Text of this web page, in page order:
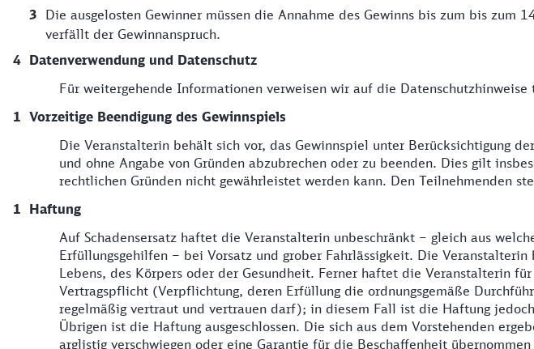
Die ausgelosten Gewinner müssen die Annahme des Gewinns bis zum bis
verfällt der Gewinnanspruch.
Datenverwendung und Datenschutz
Für weitergehende Informationen verweisen wir auf die
Vorzeitige Beendigung des Gewinnspiels
Die Veranstalterin behält sich vor, das Gewinnspiel unter Berücksichtigung
und ohne Angabe von Gründen abzubrechen oder zu beenden. Dies gilt
rechtlichen Gründen nicht gewährleistet werden kann. Den Teilnehmenden
Haftung
Auf Schadensersatz haftet die Veranstalterin unbeschränkt – gleich aus
Erfüllungsgehilfen – bei Vorsatz und grober Fahrlässigkeit. Die
Lebens, des Körpers oder der Gesundheit. Ferner haftet die Veranstalterin
Vertragspflicht (Verpflichtung, deren Erfüllung die ordnungsgemäße
regelmäßig vertraut und vertrauen darf); in diesem Fall ist die Haftung
Übrigen ist die Haftung ausgeschlossen. Die sich aus dem Vorstehenden
arglistig verschwiegen oder eine Garantie für die Beschaffenheit